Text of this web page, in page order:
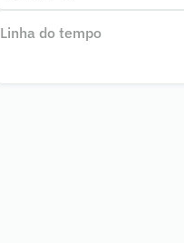
Linha do tempo